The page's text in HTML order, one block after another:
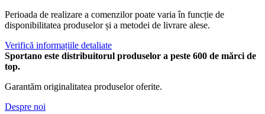
Perioada de realizare a comenzilor poate varia în funcție de
disponibilitatea produselor și a metodei de livrare alese.
Verifică informațiile detaliate
Sportano este distribuitorul produselor a peste 600 de mărci de
top.
Garantăm originalitatea produselor oferite.
Despre noi